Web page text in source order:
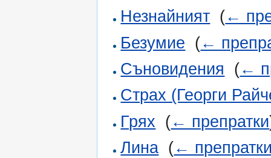
Незнайният (←
Безумие (←
Съновидения
(←
Страх (Георги
Грях (← препратки
Лина (←